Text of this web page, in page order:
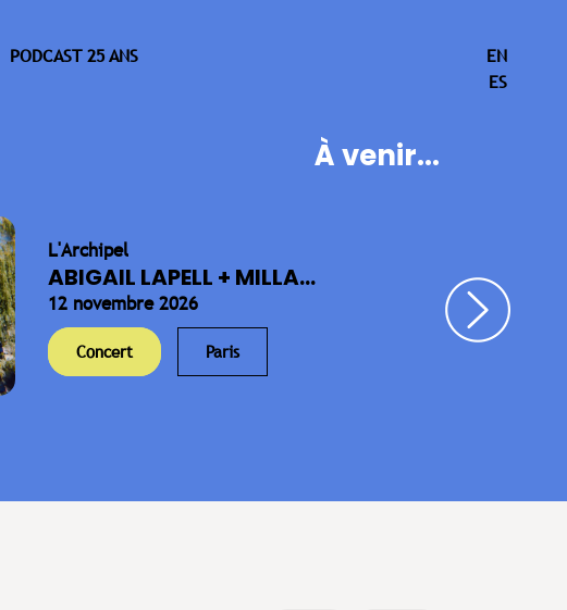
PODCAST 25 ANS
EN
ES
À venir...
L'Archipel
ABIGAIL LAPELL + MILLA...
12 novembre 2026
Concert Paris